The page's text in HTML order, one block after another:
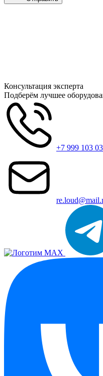
Консультация эксперта
Подберём лучшее
+7 999 103